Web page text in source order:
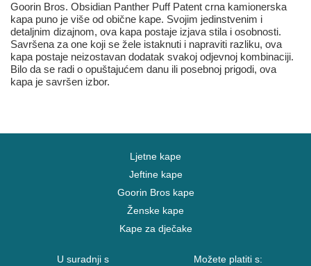
Goorin Bros. Obsidian Panther Puff Patent crna kamionerska
kapa puno je više od obične kape. Svojim jedinstvenim i
detaljnim dizajnom, ova kapa postaje izjava stila i osobnosti.
Savršena za one koji se žele istaknuti i napraviti razliku, ova
kapa postaje neizostavan dodatak svakoj odjevnoj kombinaciji.
Bilo da se radi o opuštajućem danu ili posebnoj prigodi, ova
kapa je savršen izbor.
Ljetne kape
Jeftine kape
Goorin Bros kape
Ženske kape
Kape za dječake
U suradnji s
Možete platiti s: